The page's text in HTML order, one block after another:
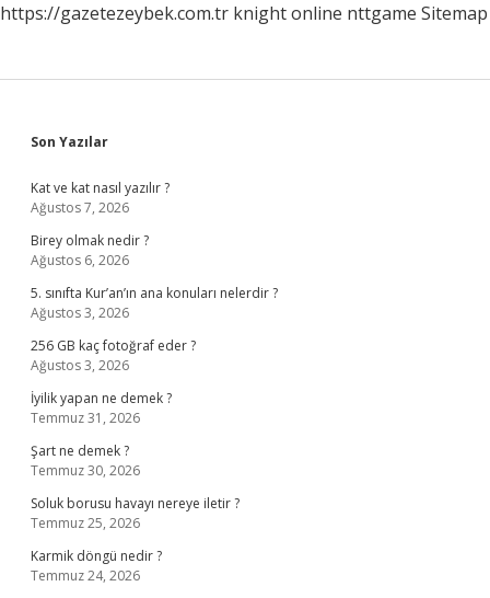
https://gazetezeybek.com.tr knight online nttgame Sitemap
Sidebar
Son Yazılar
Kat ve kat nasıl yazılır ?
Ağustos 7, 2026
Birey olmak nedir ?
Ağustos 6, 2026
5. sınıfta Kur’an’ın ana konuları nelerdir ?
Ağustos 3, 2026
256 GB kaç fotoğraf eder ?
Ağustos 3, 2026
İyilik yapan ne demek ?
Temmuz 31, 2026
Şart ne demek ?
Temmuz 30, 2026
Soluk borusu havayı nereye iletir ?
Temmuz 25, 2026
Karmik döngü nedir ?
Temmuz 24, 2026